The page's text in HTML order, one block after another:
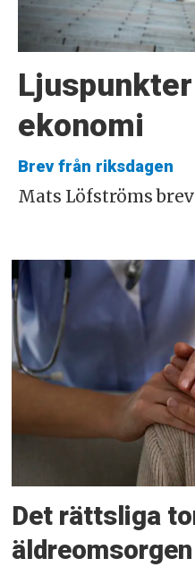
ekonomi
Brev från riksdagen
Mats Löfströms
Det rättsliga
äldreomsorgen